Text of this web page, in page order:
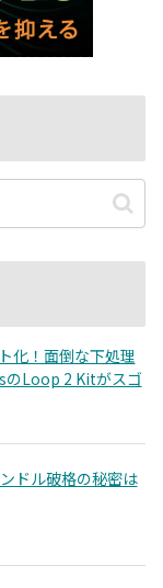
化！面倒な下処理
Loop 2 Kitがスゴ
ドル破格の秘密は